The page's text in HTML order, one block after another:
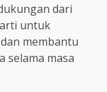
dari
untuk
membantu
selama masa